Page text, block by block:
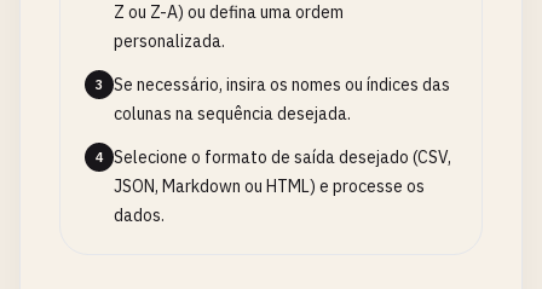
Z ou Z-A) ou defina uma ordem
personalizada.
3
Se necessário, insira os nomes ou índices das
colunas na sequência desejada.
4
Selecione o formato de saída desejado (CSV,
JSON, Markdown ou HTML) e processe os
dados.